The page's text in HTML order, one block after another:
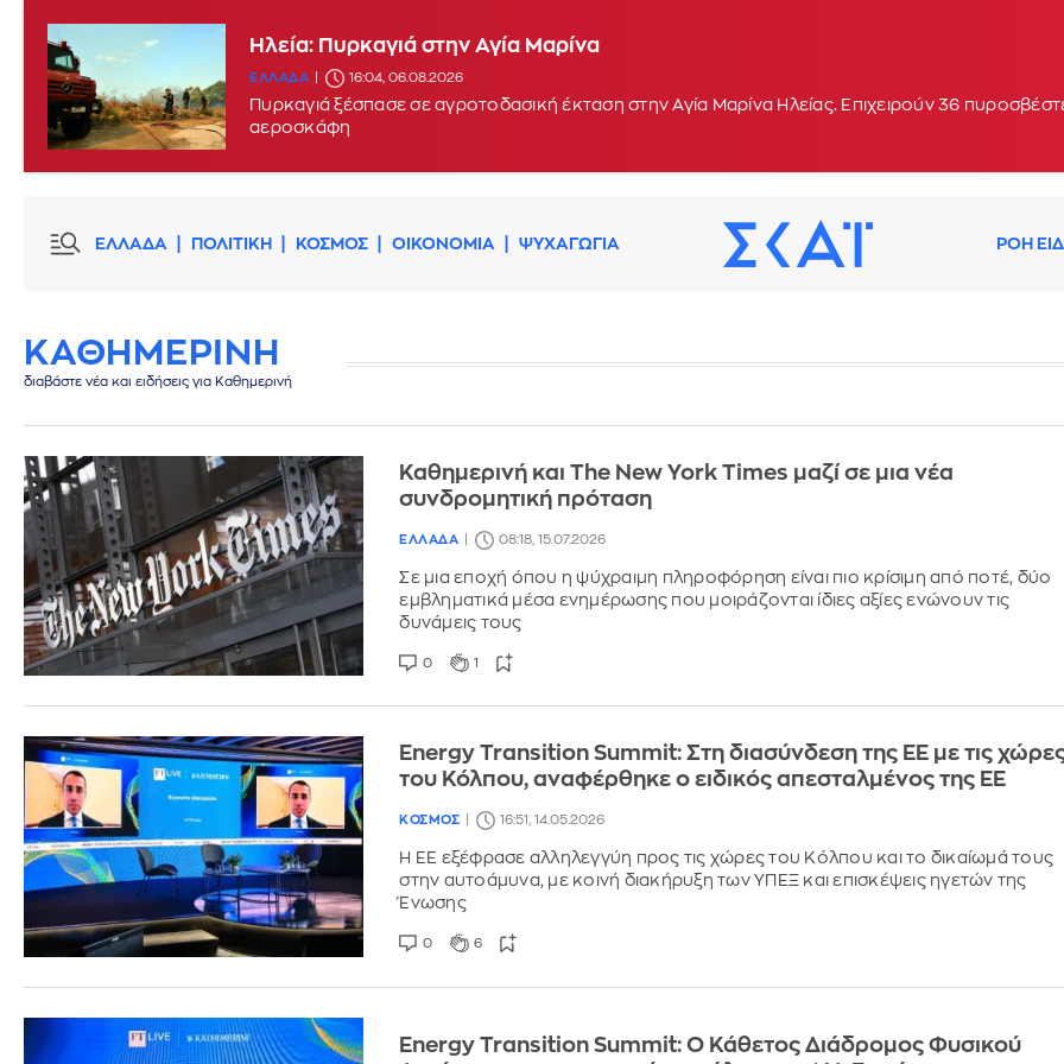
Μεγάλη πυρκαγιά στην περιοχή Κολυμπάδα στη Σκύρο - Ενισχύθηκαν οι
Ηλεία: Πυρκαγιά στην Αγία Μαρίνα
ΕΛΛΑΔΑ 16:04, 06.08.2026
Πυρκαγιά ξέσπασε σε αγροτοδασική έκταση στην Αγία Μαρίνα Ηλείας. Επιχειρούν 36
αεροσκάφη
ΕΛΛΑΔΑ ΠΟΛΙΤΙΚΗ ΚΟΣΜΟΣ ΟΙΚΟΝΟΜΙΑ ΨΥΧΑΓΩΓΙΑ ΡΟΗ
ΚΑΘΗΜΕΡΙΝΗ
διαβάστε νέα και ειδήσεις για Καθημερινή
Καθημερινή και The New York Times μαζί σε μια νέα
συνδρομητική πρόταση
ΕΛΛΑΔΑ 08:18, 15.07.2026
Σε μια εποχή όπου η ψύχραιμη πληροφόρηση είναι πιο κρίσιμη από ποτέ, δύο
εμβληματικά μέσα ενημέρωσης που μοιράζονται ίδιες αξίες ενώνουν τις
δυνάμεις τους
0 1
Energy Transition Summit: Στη διασύνδεση της ΕΕ με τις
του Κόλπου, αναφέρθηκε ο ειδικός απεσταλμένος της ΕΕ
ΚΟΣΜΟΣ 16:51, 14.05.2026
Η ΕΕ εξέφρασε αλληλεγγύη προς τις χώρες του Κόλπου και το δικαίωμά τους
στην αυτοάμυνα, με κοινή διακήρυξη των ΥΠΕΞ και επισκέψεις ηγετών της
Ένωσης
0 6
Energy Transition Summit: Ο Κάθετος Διάδρομος Φυσικού